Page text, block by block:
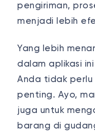
pengiriman,
menjadi lebih
Yang lebih
dalam aplikasi
Anda tidak perlu
penting. Ayo,
juga untuk
barang di